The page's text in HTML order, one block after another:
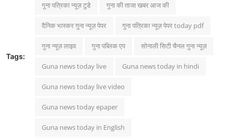
Tags:
गुना पत्रिका न्यूज़ टुडे गुना की ताजा खबर आज की
दैनिक भास्कर गुना न्यूज़ पेपर गुना पत्रिका न्यूज़ पेपर today pdf
गुना न्यूज़ लाइव गुना पब्लिक एप सोनाली सिटी चैनल गुना न्यूज़
Guna news today live Guna news today in hindi
Guna news today live video
Guna news today epaper
Guna news today in English